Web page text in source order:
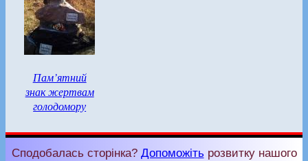
Пам’ятний
знак жертвам
голодомору
Сподобалась сторінка? Допоможіть розвитку нашого